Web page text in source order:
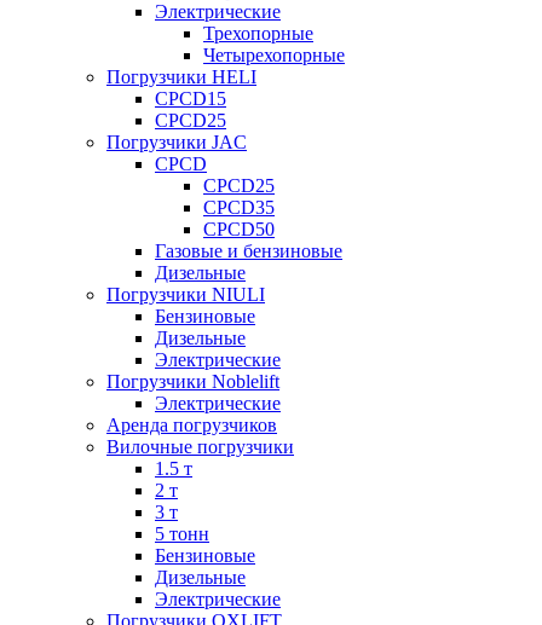
Электрические
Трехопорные
Четырехопорные
Погрузчики HELI
CPCD15
CPCD25
Погрузчики JAC
CPCD
CPCD25
CPCD35
CPCD50
Газовые и бензиновые
Дизельные
Погрузчики NIULI
Бензиновые
Дизельные
Электрические
Погрузчики Noblelift
Электрические
Аренда погрузчиков
Вилочные погрузчики
1.5 т
2 т
3 т
5 тонн
Бензиновые
Дизельные
Электрические
Погрузчики OXLIFT